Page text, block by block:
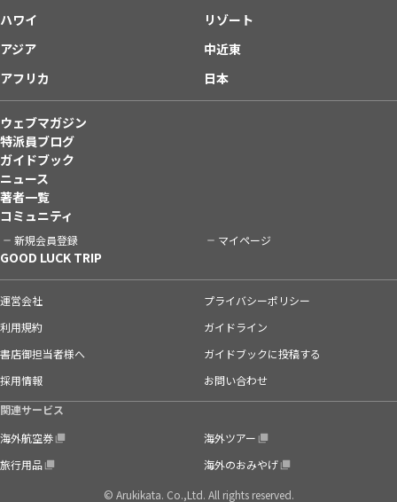
ハワイ
リゾート
アジア
中近東
アフリカ
日本
ウェブマガジン
特派員ブログ
ガイドブック
ニュース
著者一覧
コミュニティ
新規会員登録 マイページ
GOOD LUCK TRIP
運営会社
プライバシーポリシー
利用規約
ガイドライン
書店御担当者様へ
ガイドブックに投稿する
採用情報
お問い合わせ
関連サービス
海外航空券
海外ツアー
旅行用品
海外のおみやげ
© Arukikata. Co.,Ltd. All rights reserved.